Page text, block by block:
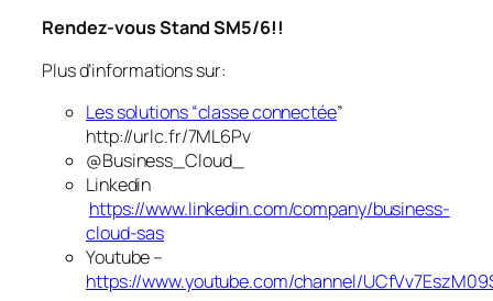
Rendez-vous Stand SM5/6!!
Plus d’informations sur:
Les solutions “classe connectée”
http://urlc.fr/7ML6Pv
@Business_Cloud_
Linkedin
https://www.linkedin.com/company/business-
cloud-sas
Youtube –
https://www.youtube.com/channel/